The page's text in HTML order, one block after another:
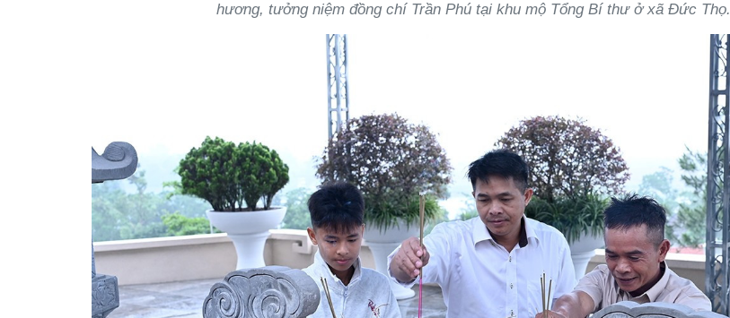
hương, tưởng niệm đồng chí Trần Phú tại khu mộ Tổng Bí thư ở xã Đức Thọ.